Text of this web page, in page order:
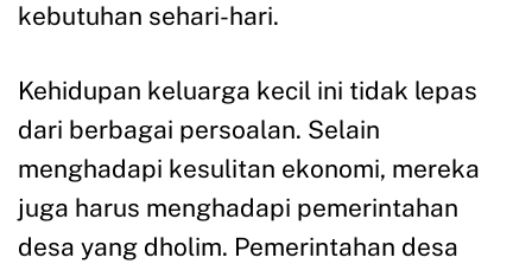
kebutuhan sehari-hari.
Kehidupan keluarga kecil ini tidak lepas
dari berbagai persoalan. Selain
menghadapi kesulitan ekonomi, mereka
juga harus menghadapi pemerintahan
desa yang dholim. Pemerintahan desa